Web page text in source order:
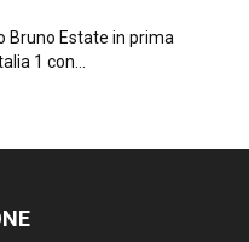
Bruno Estate in prima
1 con...